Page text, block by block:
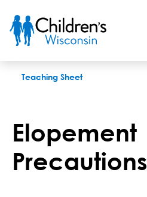
Teaching Sheet
Elopement
Precautions